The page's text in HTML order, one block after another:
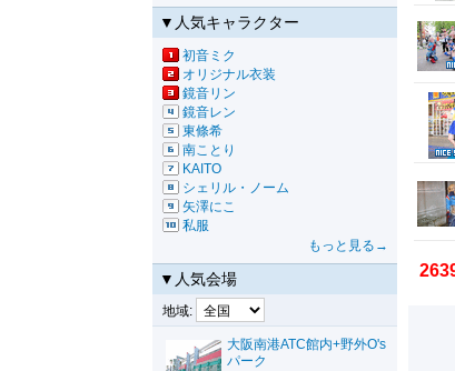
▼人気キャラクター
初音ミク
オリジナル衣装
鏡音リン
鏡音レン
東條希
南ことり
KAITO
シェリル・ノーム
矢澤にこ
私服
もっと見る→
▼人気会場
地域:
大阪南港ATC館内+野外O's
パーク